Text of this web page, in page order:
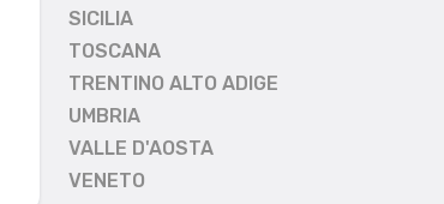
SICILIA
TOSCANA
TRENTINO ALTO ADIGE
UMBRIA
VALLE D'AOSTA
VENETO